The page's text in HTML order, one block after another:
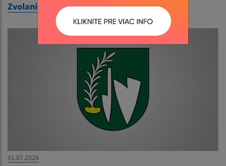
Zvolanie 39. zasadnutia OZ na 30.06.2026
01.07.2026